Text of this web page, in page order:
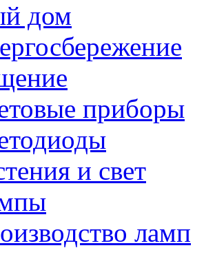
дом
приборы
и свет
ламп